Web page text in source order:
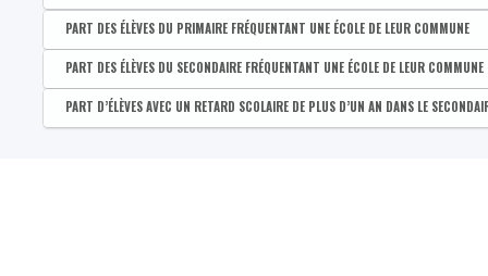
Nombre d'élèves inscrits dans le secondaire (par entité de
Disponible par :Commune - Arrondissement - Province - Bassin EFE - Zone de
Part des élèves du maternel fréquentant une école de leur
PART DES ÉLÈVES DU PRIMAIRE FRÉQUENTANT UNE ÉCOLE DE LEUR COMMUNE
Disponible par :Commune - Arrondissement - Province - Bassin EFE - Zone de
Part des élèves du primaire fréquentant une école de leur
PART DES ÉLÈVES DU SECONDAIRE FRÉQUENTANT UNE ÉCOLE DE LEUR COMMUNE
Disponible par :Commune - Arrondissement - Province - Bassin EFE - Zone de
Part des élèves du secondaire fréquentant une école de leur
PART D’ÉLÈVES AVEC UN RETARD SCOLAIRE DE PLUS D’UN AN DANS LE